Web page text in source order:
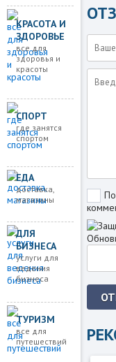
КРАСОТА И
ЗДОРОВЬЕ
все для
здоровья и
красоты
СПОРТ
где занятся
спортом
ЕДА
доставка,
магазины
ДЛЯ
БИЗНЕСА
услуги для
ведения
бизнеса
ТУРИЗМ
все для
путешествий